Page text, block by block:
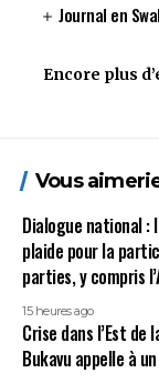
Journal en
Encore plus
Vous
Dialogue national :
plaide pour la
parties, y compris
15 heures ago
Crise dans l’Est de
Bukavu appelle à